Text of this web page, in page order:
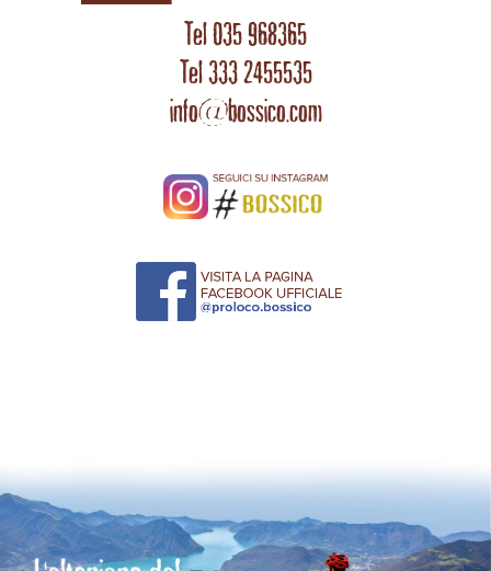
Tel 035 968365
Tel 333 2455535
info@bossico.com